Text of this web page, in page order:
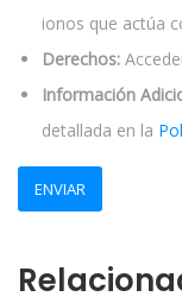
ionos que actúa
Derechos:
Información
detallada en la